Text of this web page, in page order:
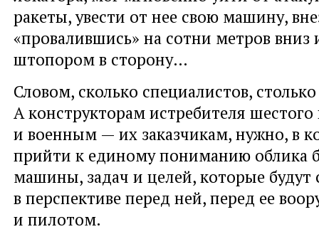
ракеты, увести от нее свою машину,
«провалившись» на сотни метров вниз
штопором в сторону…
Словом, сколько специалистов,
А конструкторам истребителя шестого
и военным — их заказчикам, нужно, в
прийти к единому пониманию облика
машины, задач и целей, которые будут
в перспективе перед ней, перед ее
и пилотом.